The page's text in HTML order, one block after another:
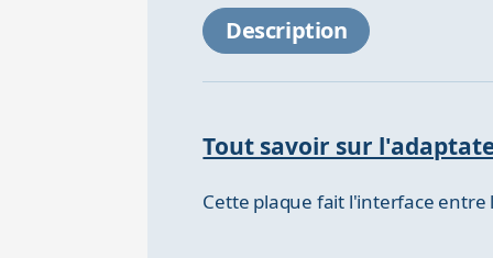
Description
Tout savoir sur
Cette plaque fait l'interface entre